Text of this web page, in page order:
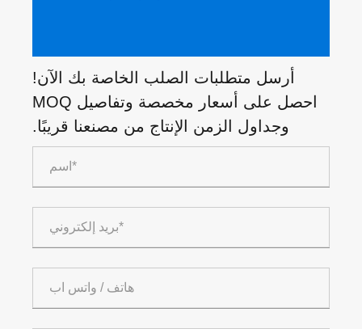
أرسل متطلبات الصلب الخاصة بك الآن!
احصل على أسعار مخصصة وتفاصيل MOQ
وجداول الزمن الإنتاج من مصنعنا قريبًا.